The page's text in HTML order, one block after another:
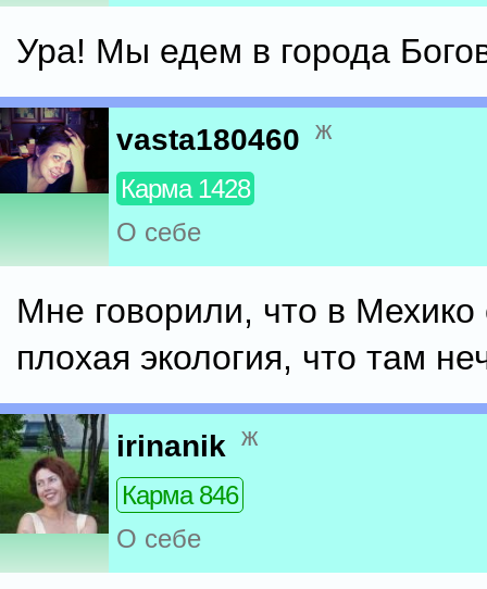
Ура! Мы едем в города
vasta180460 ж
Карма 1428
О себе
Мне говорили, что в Мехико
плохая экология, что там
irinanik ж
Карма 846
О себе